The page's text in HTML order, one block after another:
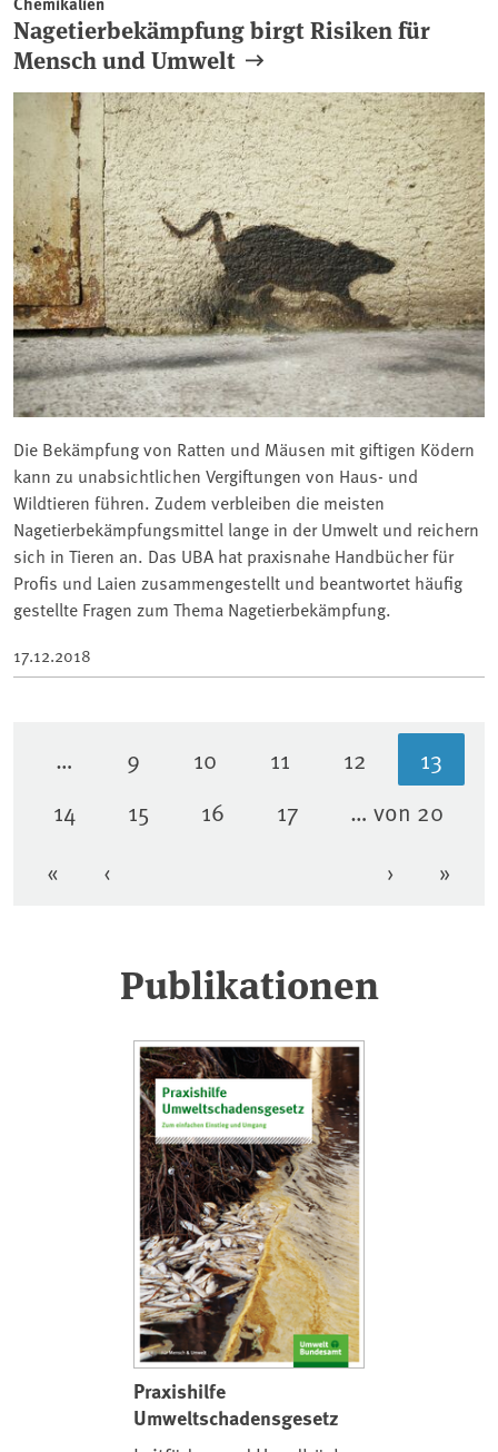
Nagetierbekämpfung birgt Risiken für
Mensch und Umwelt
Die Bekämpfung von Ratten und Mäusen mit giftigen Ködern
kann zu unabsichtlichen Vergiftungen von Haus- und
Wildtieren führen. Zudem verbleiben die meisten
Nagetierbekämpfungsmittel lange in der Umwelt und reichern
sich in Tieren an. Das UBA hat praxisnahe Handbücher für
Profis und Laien zusammengestellt und beantwortet häufig
gestellte Fragen zum Thema Nagetierbekämpfung.
17.12.2018
Erste Seite
« Vorherige Seite
‹
… Seite
9 Seite
10 Seite
11 Seite
12
13
Seite
14 Seite
15 Seite
16 Seite
17 … von 20
Nächste
› »
Publikationen
Praxishilfe
Umweltschadensgesetz